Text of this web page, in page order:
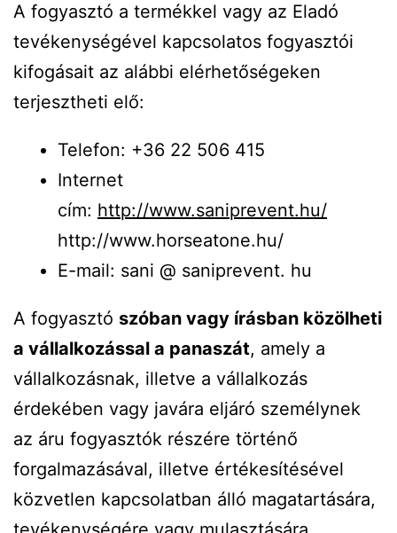
A fogyasztó a termékkel vagy az Eladó
tevékenységével kapcsolatos fogyasztói
kifogásait az alábbi elérhetőségeken
terjesztheti elő:
Telefon: +36 22 506 415
Internet
cím: http://www.saniprevent.hu/
http://www.horseatone.hu/
E-mail: sani @ saniprevent. hu
A fogyasztó szóban vagy írásban közölheti
a vállalkozással a panaszát, amely a
vállalkozásnak, illetve a vállalkozás
érdekében vagy javára eljáró személynek
az áru fogyasztók részére történő
forgalmazásával, illetve értékesítésével
közvetlen kapcsolatban álló magatartására,